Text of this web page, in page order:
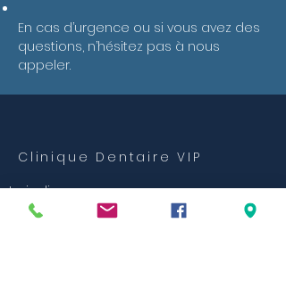
En cas d’urgence ou si vous avez des
questions, n’hésitez pas à nous
appeler.
Clinique Dentaire VIP
Invisalign
Implant dentaire